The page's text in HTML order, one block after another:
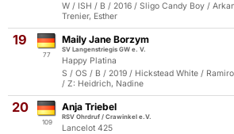
W / ISH / B / 2016 / Sligo Candy Boy /
Trenier, Esther
19
77
Maily Jane Borzym
SV Langenstriegis GW e. V.
Happy Platina
S / OS / B / 2019 / Hickstead White /
/ Z: Heidrich, Nadine
20
109
Anja Triebel
RSV Ohrdruf / Crawinkel e.V.
Lancelot 425